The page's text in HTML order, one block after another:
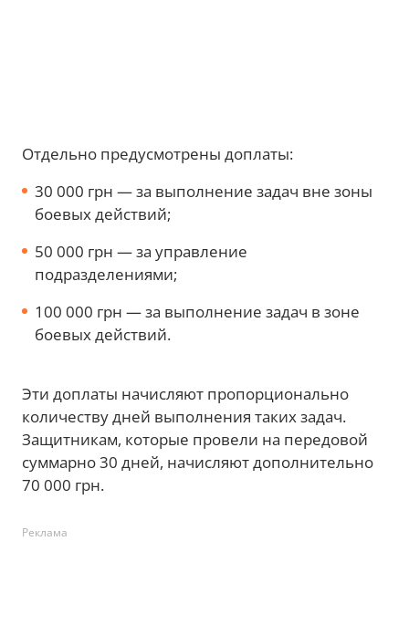
Отдельно предусмотрены доплаты:
30 000 грн — за выполнение задач вне зоны
боевых действий;
50 000 грн — за управление
подразделениями;
100 000 грн — за выполнение задач в зоне
боевых действий.
Эти доплаты начисляют пропорционально
количеству дней выполнения таких задач.
Защитникам, которые провели на передовой
суммарно 30 дней, начисляют дополнительно
70 000 грн.
Реклама